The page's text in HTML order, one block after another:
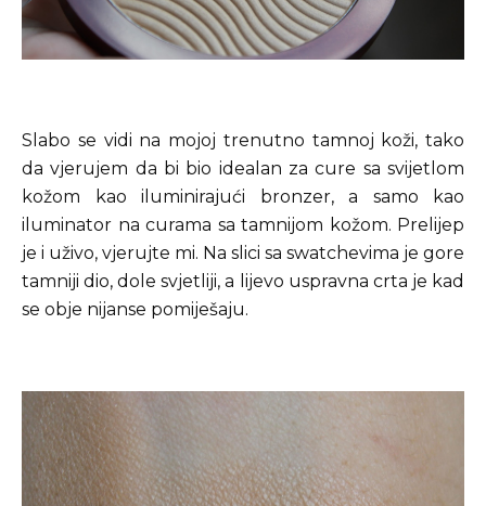
Slabo se vidi na mojoj trenutno tamnoj koži, tako
da vjerujem da bi bio idealan za cure sa svijetlom
kožom kao iluminirajući bronzer, a samo kao
iluminator na curama sa tamnijom kožom. Prelijep
je i uživo, vjerujte mi. Na slici sa swatchevima je gore
tamniji dio, dole svjetliji, a lijevo uspravna crta je kad
se obje nijanse pomiješaju.